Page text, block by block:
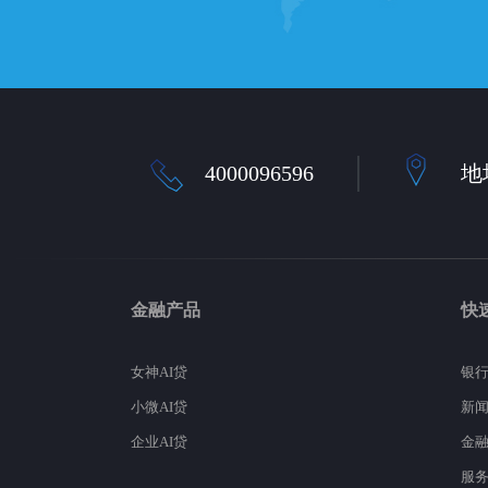
4000096596 地
金融产品
女神AI贷
小微AI贷
企业AI贷
快
银
新
金
服